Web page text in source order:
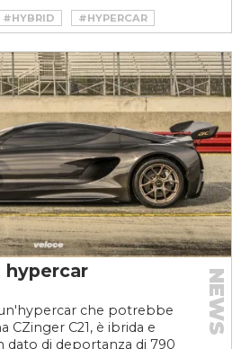
#HYBRID
#HYPERCAR
hypercar
che potrebbe
CZinger C21, è ibrida e
dato di deportanza di 790
NEWS